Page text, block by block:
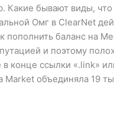
Какие бывают виды,
Омг в ClearNet
пополнить баланс на
и поэтому
конце ссылки «.link»
объединяла 19